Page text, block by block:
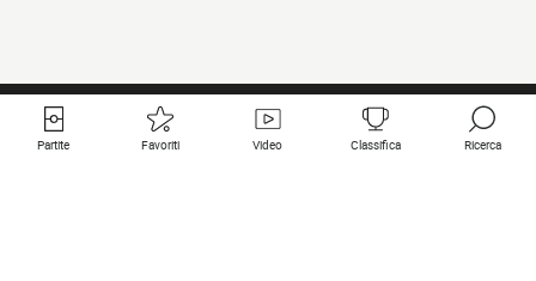
Partite Favoriti Video Classifica Ricerca